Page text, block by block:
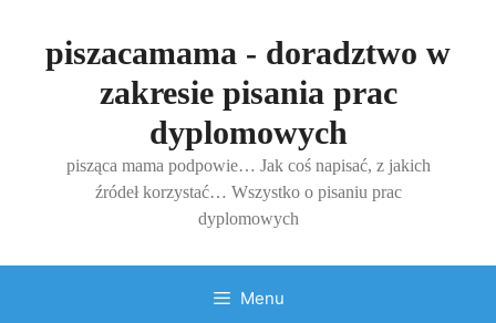
treścipiszacamama - doradztwo w
zakresie pisania prac
dyplomowych
pisząca mama podpowie… Jak coś napisać, z jakich
źródeł korzystać… Wszystko o pisaniu prac
dyplomowych
Menu